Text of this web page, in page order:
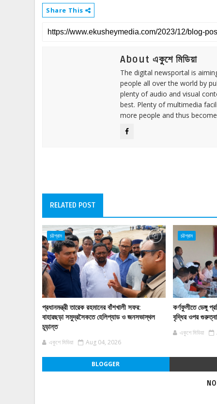
Share This
About একুশে মিডিয়া
The digital newsportal is
people all over the world by
plenty of audio and visual
best. Plenty of multimedia
more people and thus
RELATED POST
চট্টগ্রাম
প্রধানমন্ত্রী তারেক রহমানের বাঁশখালী সফর:
বাহারছড়া সমুদ্রসৈকতে হেলিপ্যাড ও জনসভাস্থল
চূড়ান্ত
একুশে মিডিয়া Aug 04, 2026
চট্টগ্রাম
কর্ণফুলীতে ডেঙ্গু
বৃদ্ধির ওপর
একুশে মিডিয়া
BLOGGER